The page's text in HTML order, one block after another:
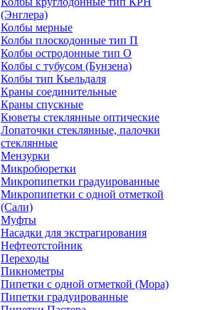
(Энглера)
Колбы мерные
Колбы плоскодонные тип П
Колбы остродонные тип О
Колбы с тубусом (Бунзена)
Колбы тип Кьельдаля
Краны соединительные
Краны спускные
Кюветы стеклянные оптические
Лопаточки стеклянные, палочки
стеклянные
Мензурки
Микробюретки
Микропипетки градуированные
Микропипетки с одной отметкой
(Сали)
Муфты
Насадки для экстрагирования
Нефтеотстойник
Переходы
Пикнометры
Пипетки с одной отметкой (Мора)
Пипетки градуированные